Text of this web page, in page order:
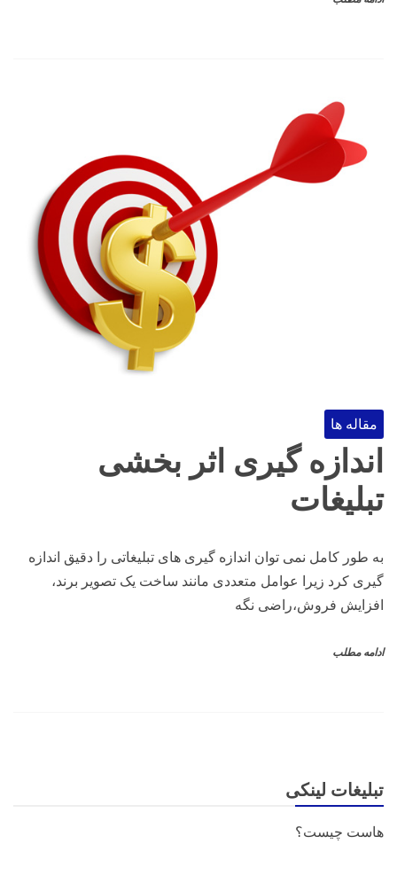
مقاله ها
اندازه گیری اثر بخشی
تبلیغات
به طور کامل نمی توان اندازه گیری های تبلیغاتی را دقیق اندازه
گیری کرد زیرا عوامل متعددی مانند ساخت یک تصویر برند،
افزایش فروش،راضی نگه
ادامه مطلب
تبلیغات لینکی
هاست چیست؟